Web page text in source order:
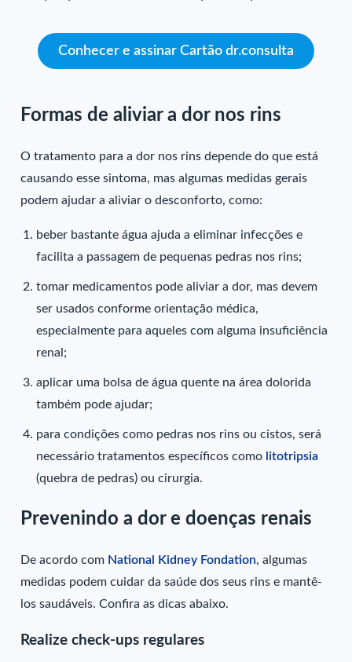
Conhecer e assinar Cartão dr.consulta
Formas de aliviar a dor nos rins
O tratamento para a dor nos rins depende do que está
causando esse sintoma, mas algumas medidas gerais
podem ajudar a aliviar o desconforto, como:
beber bastante água ajuda a eliminar infecções e
facilita a passagem de pequenas pedras nos rins;
tomar medicamentos pode aliviar a dor, mas devem
ser usados conforme orientação médica,
especialmente para aqueles com alguma insuficiência
renal;
aplicar uma bolsa de água quente na área dolorida
também pode ajudar;
para condições como pedras nos rins ou cistos, será
necessário tratamentos específicos como litotripsia
(quebra de pedras) ou cirurgia.
Prevenindo a dor e doenças renais
De acordo com National Kidney Fondation, algumas
medidas podem cuidar da saúde dos seus rins e mantê-
los saudáveis. Confira as dicas abaixo.
Realize check-ups regulares